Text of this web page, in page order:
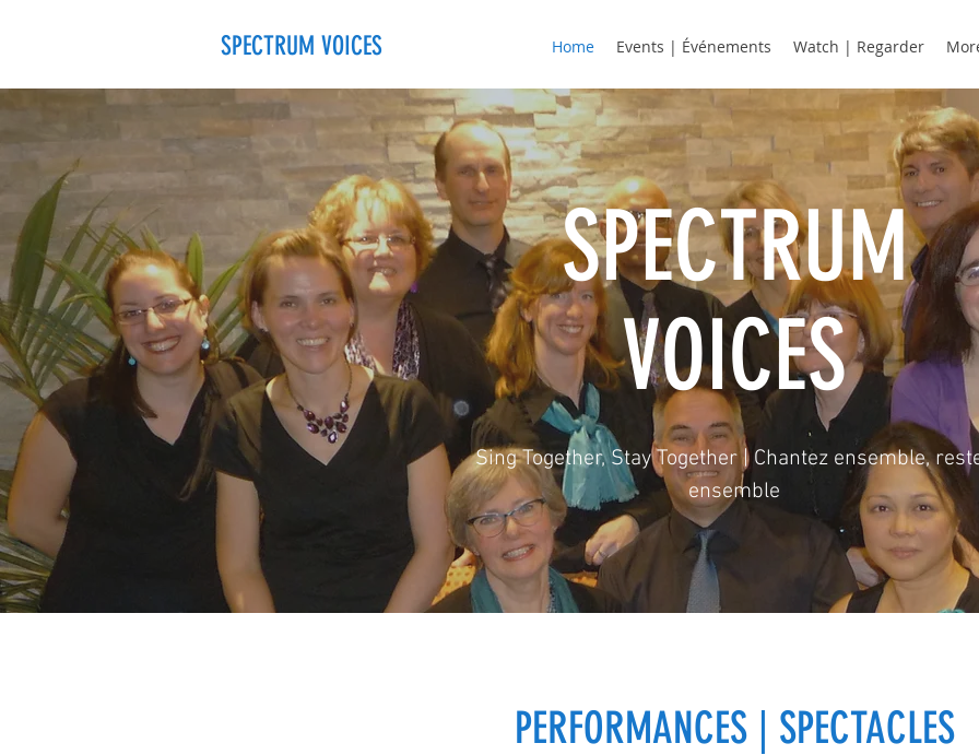
SPECTRUM VOICES Home Events | Événements Watch | Regarder
SPECTRUM
VOICES
Sing Together, Stay Together | Chantez ensemble,
ensemble
PERFORMANCES | SPECTACLES